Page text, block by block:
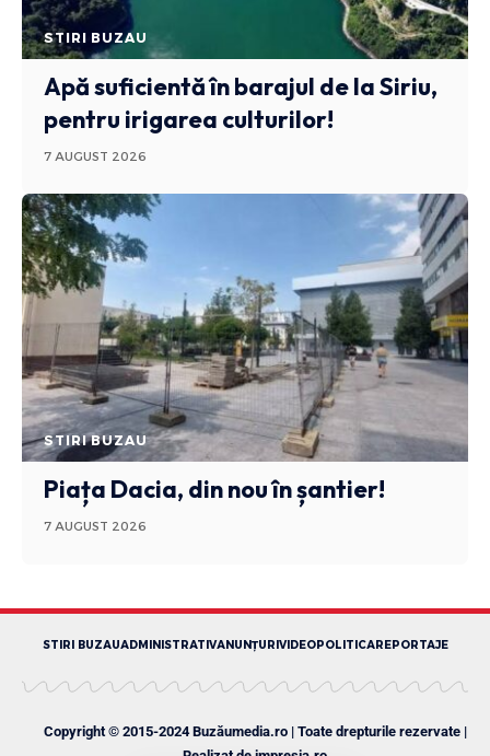
STIRI BUZAU
Apă suficientă în barajul de la Siriu,
pentru irigarea culturilor!
7 AUGUST 2026
STIRI BUZAU
Piața Dacia, din nou în șantier!
7 AUGUST 2026
STIRI BUZAUADMINISTRATIVANUNȚURIVIDEOPOLITICAREPORTAJE
Copyright © 2015-2024 Buzăumedia.ro | Toate drepturile rezervate |